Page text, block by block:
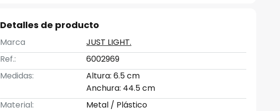
Detalles de producto
Marca
JUST LIGHT.
Ref.:
6002969
Medidas:
Altura: 6.5 cm
Anchura: 44.5 cm
Material:
Metal / Plástico